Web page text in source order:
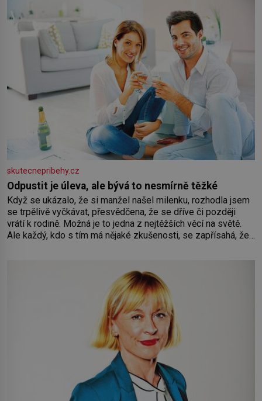
skutecnepribehy.cz
Odpustit je úleva, ale bývá to nesmírně těžké
Když se ukázalo, že si manžel našel milenku, rozhodla jsem
se trpělivě vyčkávat, přesvědčena, že se dříve či později
vrátí k rodině. Možná je to jedna z nejtěžších věcí na světě.
Ale každý, kdo s tím má nějaké zkušenosti, se zapřísahá, že